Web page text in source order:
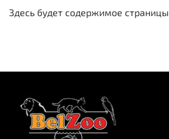
Здесь будет содержимое страницы